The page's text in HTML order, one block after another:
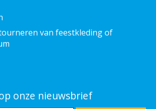
van feestkleding of
onze nieuwsbrief